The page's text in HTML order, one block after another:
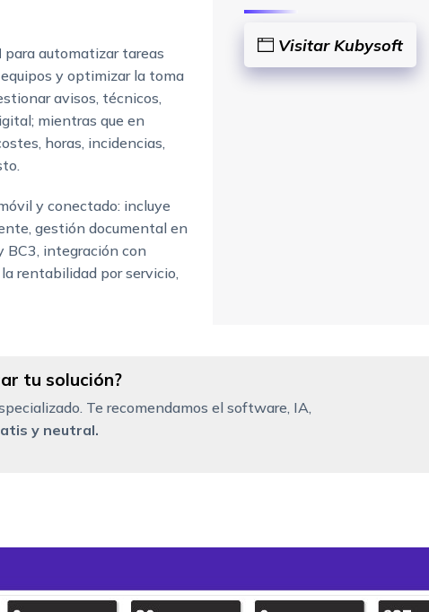
para automatizar tareas
y optimizar la toma
avisos, técnicos,
mientras que en
horas, incidencias,
y conectado: incluye
gestión documental en
BC3, integración con
rentabilidad por servicio,
Visitar Kubysoft
tu solución?
Te recomendamos el software, IA,
y neutral.